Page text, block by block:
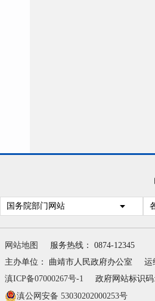
国务院部门网站
网站地图
服务热线： 0874-12345
主办单位： 曲靖市人民政府办公室
运
滇ICP备07000267号-1
政府网站标识码
滇公网安备 53030202000253号